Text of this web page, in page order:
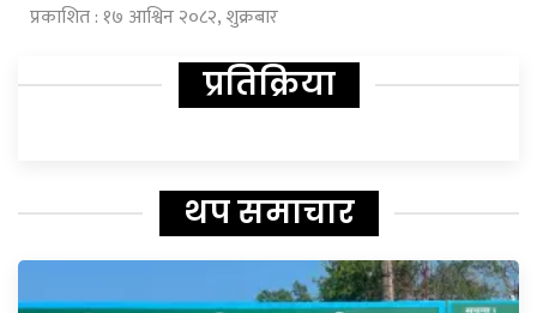
प्रकाशित : १७ आश्विन २०८२, शुक्रबार
प्रतिक्रिया
थप समाचार